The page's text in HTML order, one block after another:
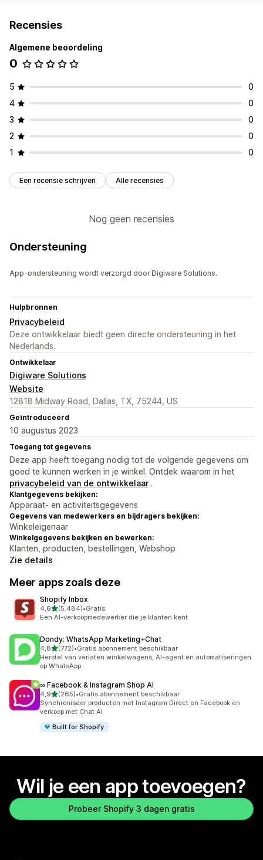
Recensies
Algemene beoordeling
0
5
0
4
0
3
0
2
0
1
0
Een recensie schrijven Alle recensies
Nog geen recensies
Ondersteuning
App-ondersteuning wordt verzorgd door Digiware Solutions.
Hulpbronnen
Privacybeleid
Deze ontwikkelaar biedt geen directe ondersteuning in het
Nederlands.
Ontwikkelaar
Digiware Solutions
Website
12818 Midway Road, Dallas, TX, 75244, US
Geïntroduceerd
10 augustus 2023
Toegang tot gegevens
Deze app heeft toegang nodig tot de volgende gegevens om
goed te kunnen werken in je winkel. Ontdek waarom in het
privacybeleid van de ontwikkelaar .
Klantgegevens bekijken:
Apparaat- en activiteitsgegevens
Gegevens van medewerkers en bijdragers bekijken:
Winkeleigenaar
Winkelgegevens bekijken en bewerken:
Klanten, producten, bestellingen, Webshop
Zie details
Meer apps zoals deze
Shopify Inbox
4,6van 5 sterren
(5.484)
5484 recensies in totaal
•Gratis
Een AI-verkoopmedewerker die je klanten kent
Dondy: WhatsApp Marketing+Chat
4,8van 5 sterren
(772)
772 recensies in totaal
•Gratis abonnement beschikbaar
Herstel van verlaten winkelwagens, AI-agent en automatiseringen
op WhatsApp
∞ Facebook & Instagram Shop AI
4,9van 5 sterren
(265)
265 recensies in totaal
•Gratis abonnement beschikbaar
Synchroniseer producten met Instagram Direct en Facebook en
verkoop met Chat AI
Built for Shopify
Wil je een app toevoegen?
Probeer Shopify 3 dagen gratis